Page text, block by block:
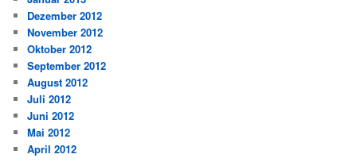
Dezember 2012
November 2012
Oktober 2012
September 2012
August 2012
Juli 2012
Juni 2012
Mai 2012
April 2012